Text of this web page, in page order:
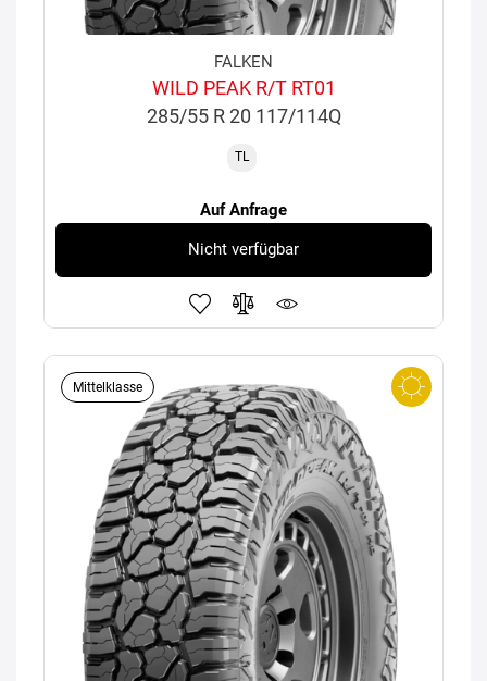
FALKEN
WILD PEAK R/T RT01
285/55 R 20 117/114Q
TL
Auf Anfrage
Nicht verfügbar
Mittelklasse